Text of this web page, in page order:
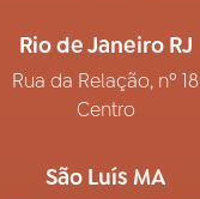
Rio de Janeiro RJ
Rua da Relação, nº 18
Centro
São Luís MA